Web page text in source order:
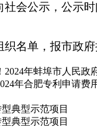
会公示，公示
名单，报市政
年蚌埠市人民政
年合肥专利申请费
典型示范项目
典型示范项目